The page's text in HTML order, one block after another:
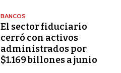
BANCOS
El sector fiduciario
cerró con activos
administrados por
$1.169 billones a junio